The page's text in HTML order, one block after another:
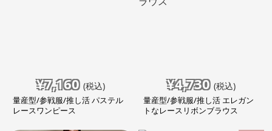
¥7,160 (税込)
量産型/参戦服/推し活 パステル
レースワンピース
¥4,730 (税込)
量産型/参戦服/推し活 エレガン
トなレースリボンブラウス